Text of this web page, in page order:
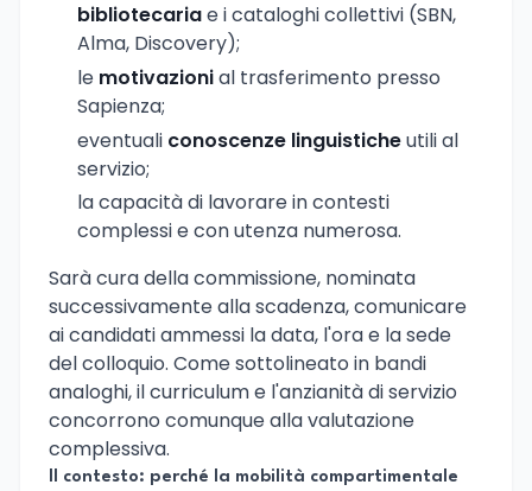
bibliotecariae i cataloghi collettivi (SBN,
Alma, Discovery);
le motivazionial trasferimento presso
Sapienza;
eventuali conoscenze linguisticheutili al
servizio;
la capacità di lavorare in contesti
complessi e con utenza numerosa.
Sarà cura della commissione, nominata
successivamente alla scadenza, comunicare
ai candidati ammessi la data, l'ora e la sede
del colloquio. Come sottolineato in bandi
analoghi, il curriculum e l'anzianità di servizio
concorrono comunque alla valutazione
complessiva.
Il contesto: perché la mobilità compartimentale